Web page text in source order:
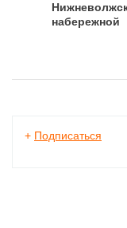
набережной
+ Подписаться